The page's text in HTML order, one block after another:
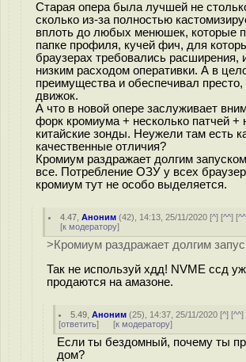
Старая опера была лучшей не
сколько из-за полностью
вплоть до любых менюшек, которые
папке профиля, кучей фич, для
браузерах требовались расширения,
низким расходом оперативки. А в
преимущества и обеспечивал
движок.
А что в новой опере заслуживает
форк кромиума + несколько патчей +
китайские зонды. Неужели там есть
качественные отличия?
Кромиум раздражает долгим
все. Потребление ОЗУ у всех
кромиум тут не особо выделяется.
4.47 ,Аноним (42), 14:13, 25/11/2020 [^] [^^] [
[к модератору]
>Кромиум раздражает долгим
Так не используй хдд! NVME ссд
продаются на амазоне.
5.49 ,Аноним (25), 14:37, 25/11/2020 [^] [^^]
[ответить] [к модератору]
Если ты бездомный, почему ты
дом?